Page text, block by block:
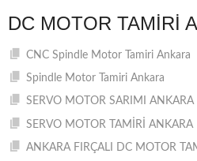
DC MOTOR TAMIRI
CNC Spindle Motor Tamiri Ankara
Spindle Motor Tamiri Ankara
SERVO MOTOR SARIMI ANKARA
SERVO MOTOR TAMİRİ ANKARA
ANKARA FIRÇALI DC MOTOR